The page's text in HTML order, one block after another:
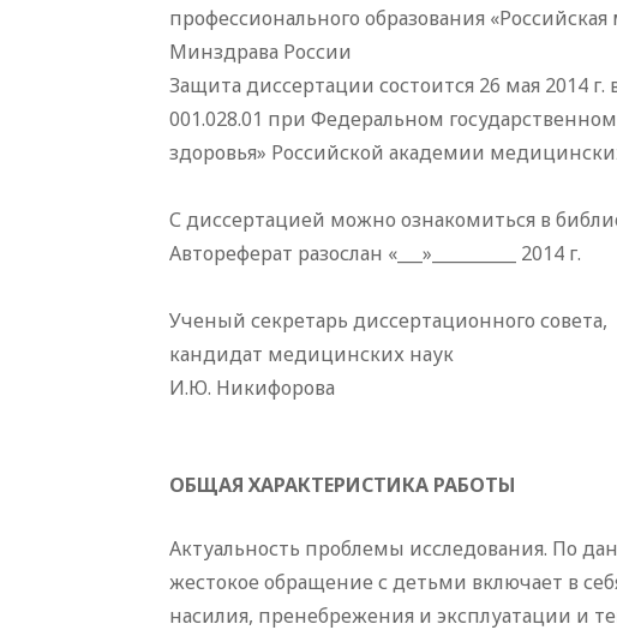
профессионального образования
Минздрава России
Защита диссертации состоится 26 мая 2014
001.028.01 при Федеральном
здоровья» Российской академии
С диссертацией можно ознакомиться в
Автореферат разослан «___»__________ 2014 г.
Ученый секретарь диссертационного совета,
кандидат медицинских наук
И.Ю. Никифорова
ОБЩАЯ ХАРАКТЕРИСТИКА РАБОТЫ
Актуальность проблемы исследования. По
жестокое обращение с детьми включает в
насилия, пренебрежения и эксплуатации и